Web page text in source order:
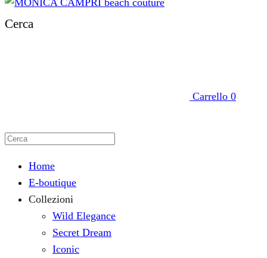
Carrello 0
Cerca
Home
E-boutique
Collezioni
Wild Elegance
Secret Dream
Iconic